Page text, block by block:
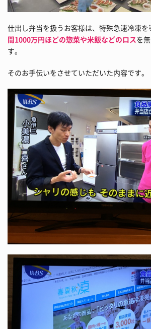
仕出し弁当を扱うお客様は、特殊急速冷凍を
間1000万円ほどの惣菜や米飯などのロスを
す。
そのお手伝いをさせていただいた内容です。